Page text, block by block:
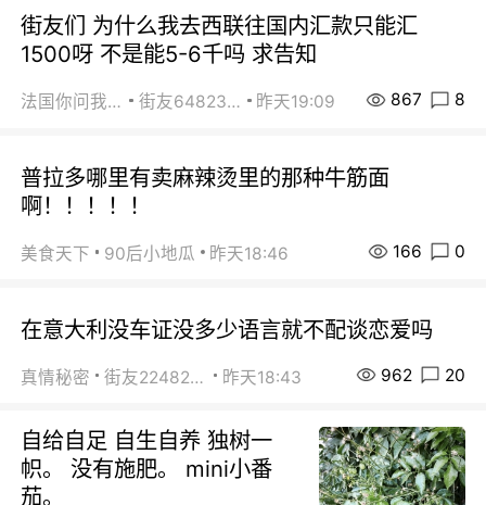
街友们 为什么我去西联往国内汇款只能汇
1500呀 不是能5-6千吗 求告知
法国你问我答 街友64823891 昨天19:09 867 8
普拉多哪里有卖麻辣烫里的那种牛筋面
啊！！！！！
美食天下 90后小地瓜 昨天18:46 166 0
在意大利没车证没多少语言就不配谈恋爱吗
真情秘密 街友22482465 昨天18:43 962 20
自给自足 自生自养 独树一
帜。 没有施肥。 mini小番
茄。